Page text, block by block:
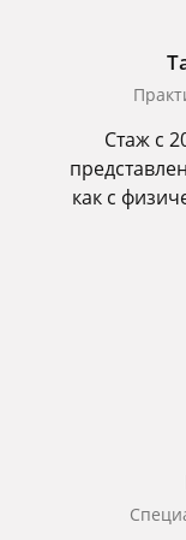
Стаж с
как с